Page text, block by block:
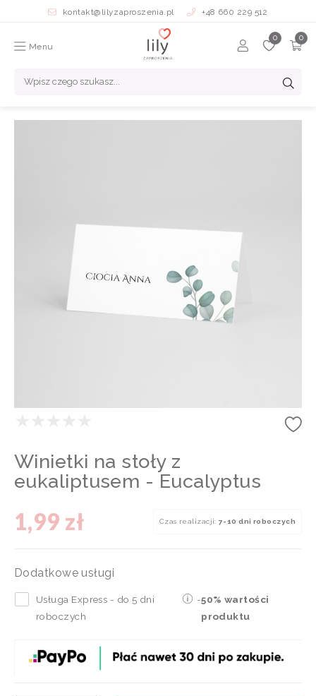
kontakt@lilyzaproszenia.pl +48 660 229 512
Menu
Winietki na stoły z
eukaliptusem - Eucalyptus
1,99 zł Czas realizacji: 7-10 dni roboczych
Dodatkowe usługi
Usługa Express - do 5 dni
roboczych
-50% wartości
produktu